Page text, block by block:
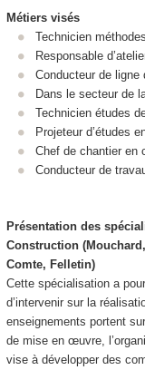
Métiers visés
Technicien
Responsable
Conducteur de ligne
Dans le secteur de
Technicien études
Projeteur d’études
Chef de chantier en
Conducteur de
Présentation des
Construction
Comte, Felletin)
Cette spécialisation a
d’intervenir sur la
enseignements portent
de mise en œuvre,
vise à développer des